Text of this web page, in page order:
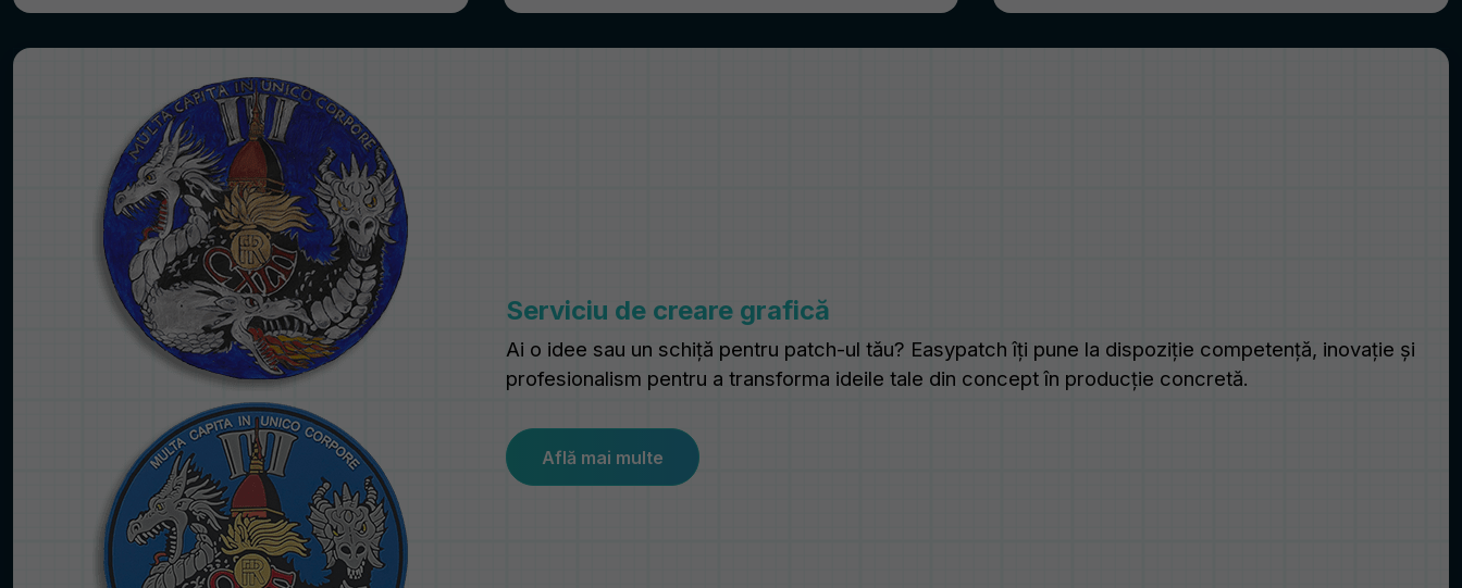
Serviciu de creare grafică
Ai o idee sau un schiță pentru patch-ul tău? Easypatch îți pune la dispoziție competență, inovație și
profesionalism pentru a transforma ideile tale din concept în producție concretă.
Află mai multe